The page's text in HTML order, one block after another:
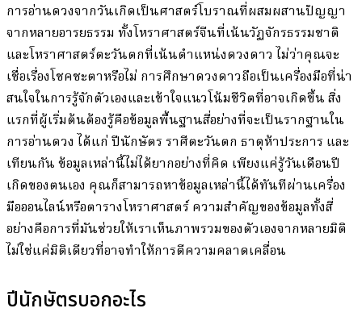
การอ่านดวงจากวันเกิดเป็นศาสตร์โบราณที่ผสมผสานปัญญา
จากหลายอารยธรรม ทั้งโหราศาสตร์จีนที่เน้นวัฏจักรธรรมชาติ
และโหราศาสตร์ตะวันตกที่เน้นตำแหน่งดวงดาว ไม่ว่าคุณจะ
เชื่อเรื่องโชคชะตาหรือไม่ การศึกษาดวงดาวถือเป็นเครื่องมือที่น่า
สนใจในการรู้จักตัวเองและเข้าใจแนวโน้มชีวิตที่อาจเกิดขึ้น สิ่ง
แรกที่ผู้เริ่มต้นต้องรู้คือข้อมูลพื้นฐานสี่อย่างที่จะเป็นรากฐานใน
การอ่านดวง ได้แก่ ปีนักษัตร ราศีตะวันตก ธาตุห้าประการ และ
เทียนกัน ข้อมูลเหล่านี้ไม่ได้ยากอย่างที่คิด เพียงแค่รู้วันเดือนปี
เกิดของตนเอง คุณก็สามารถหาข้อมูลเหล่านี้ได้ทันทีผ่านเครื่อง
มือออนไลน์หรือตารางโหราศาสตร์ ความสำคัญของข้อมูลทั้งสี่
อย่างคือการที่มันช่วยให้เราเห็นภาพรวมของตัวเองจากหลายมิติ
ไม่ใช่แค่มิติเดียวที่อาจทำให้การตีความคลาดเคลื่อน
ปีนักษัตรบอกอะไร